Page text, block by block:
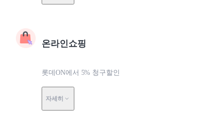
온라인쇼핑
롯데ON에서 5% 청구할인
자세히